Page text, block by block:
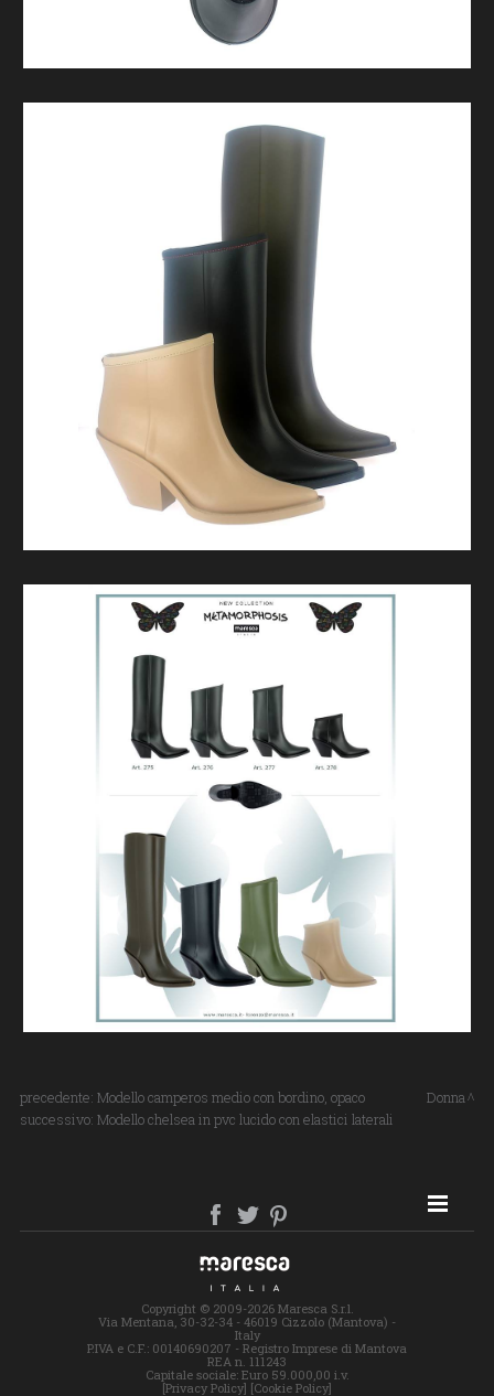
precedente: Modello camperos medio con bordino, opaco
successivo: Modello chelsea in pvc lucido con elastici laterali
Donna
SITE MAP
Copyright © 2009-2026 Maresca S.r.l.
Via Mentana, 30-32-34 - 46019 Cizzolo (Mantova) -
Italy
P.IVA e C.F.: 00140690207 - Registro Imprese di Mantova
REA n. 111243
Capitale sociale: Euro 59.000,00 i.v.
[Privacy Policy] [Cookie Policy]